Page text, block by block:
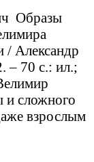
Образы
/ Александр
– 70 с.: ил.;
и сложного
взрослым